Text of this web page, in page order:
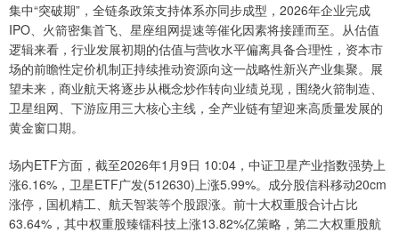
集中“突破期”，全链条政策支持体系亦同步成型，2026年企业完成
IPO、火箭密集首飞、星座组网提速等催化因素将接踵而至。从估值
逻辑来看，行业发展初期的估值与营收水平偏离具备合理性，资本市
场的前瞻性定价机制正持续推动资源向这一战略性新兴产业集聚。展
望未来，商业航天将逐步从概念炒作转向业绩兑现，围绕火箭制造、
卫星组网、下游应用三大核心主线，全产业链有望迎来高质量发展的
黄金窗口期。
场内ETF方面，截至2026年1月9日 10:04，中证卫星产业指数强势上
涨6.16%，卫星ETF广发(512630)上涨5.99%。成分股信科移动20cm
涨停，国机精工、航天智装等个股跟涨。前十大权重股合计占比
63.64%，其中权重股臻镭科技上涨13.82%亿策略，第二大权重股航